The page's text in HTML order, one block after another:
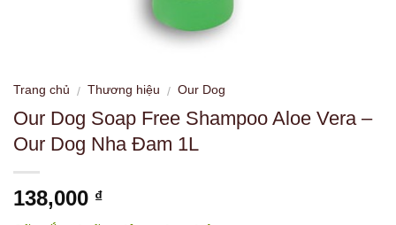
Trang chủ / Thương hiệu / Our Dog
Our Dog Soap Free Shampoo Aloe Vera –
Our Dog Nha Đam 1L
138,000 ₫